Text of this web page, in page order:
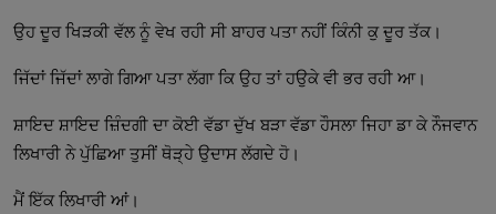
ਉਹ ਦੂਰ ਖਿੜਕੀ ਵੱਲ ਨੂੰ ਵੇਖ ਰਹੀ ਸੀ ਬਾਹਰ ਪਤਾ ਨਹੀਂ ਕਿੰਨੀ ਕੁ ਦੂਰ ਤੱਕ।
ਜਿੱਦਾਂ ਜਿੱਦਾਂ ਲਾਗੇ ਗਿਆ ਪਤਾ ਲੱਗਾ ਕਿ ਉਹ ਤਾਂ ਹਉਕੇ ਵੀ ਭਰ ਰਹੀ ਆ।
ਸ਼ਾਇਦ ਸ਼ਾਇਦ ਜ਼ਿੰਦਗੀ ਦਾ ਕੋਈ ਵੱਡਾ ਦੁੱਖ ਬੜਾ ਵੱਡਾ ਹੌਸਲਾ ਜਿਹਾ ਡਾ ਕੇ ਨੌਜਵਾਨ
ਲਿਖਾਰੀ ਨੇ ਪੁੱਛਿਆ ਤੁਸੀਂ ਥੋੜ੍ਹੇ ਉਦਾਸ ਲੱਗਦੇ ਹੋ।
ਮੈਂ ਇੱਕ ਲਿਖਾਰੀ ਆਂ।